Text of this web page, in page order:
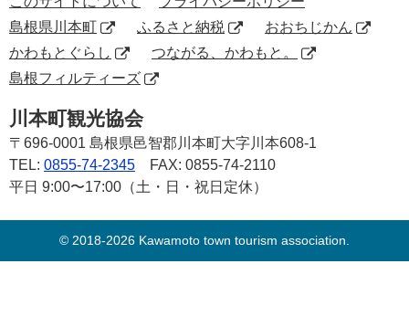
島根県川本町
ふるさと納税
おおちじかん
かわもとぐらし
つながる、かわもと。
島根フィルティーズ
川本町観光協会
〒696-0001 島根県邑智郡川本町大字川本608-1
TEL: 0855-74-2345
FAX: 0855-74-2110
平日 9:00〜17:00（土・日・祝日定休）
© 2018-2026 Kawamoto town tourism association.